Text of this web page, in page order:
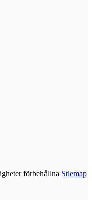
förbehållna Stiemap